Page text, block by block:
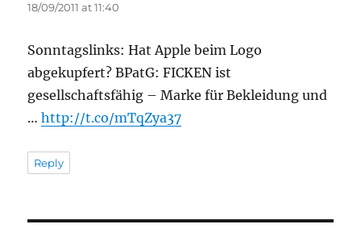
18/09/2011 at 11:40
Sonntagslinks: Hat Apple beim Logo
abgekupfert? BPatG: FICKEN ist
gesellschaftsfähig – Marke für Bekleidung und
…http://t.co/mTqZya37
Reply